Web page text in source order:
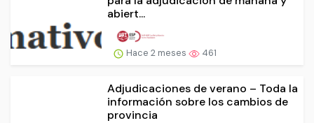
abiert...
Hace 2 meses 461
Adjudicaciones de verano – Toda la
información sobre los cambios de
provincia